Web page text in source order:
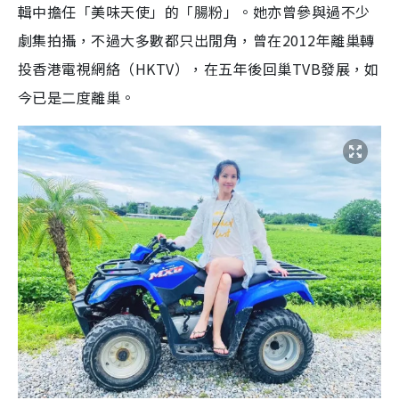
輯中擔任「美味天使」的「腸粉」。她亦曾參與過不少
劇集拍攝，不過大多數都只出閒角，曾在2012年離巢轉
投香港電視網絡（HKTV），在五年後回巢TVB發展，如
今已是二度離巢。